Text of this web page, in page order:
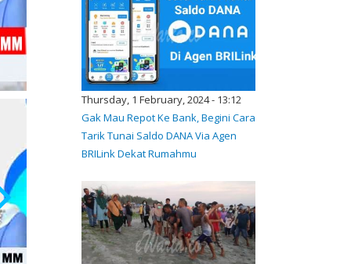
Thursday, 1 February, 2024 - 13:12
Gak Mau Repot Ke Bank, Begini Cara
Tarik Tunai Saldo DANA Via Agen
BRILink Dekat Rumahmu